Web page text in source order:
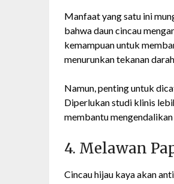
Manfaat yang satu ini
bahwa daun cincau
kemampuan untuk
menurunkan tekanan
Namun, penting untuk
Diperlukan studi klinis
membantu
4. Melawan
Cincau hijau kaya akan